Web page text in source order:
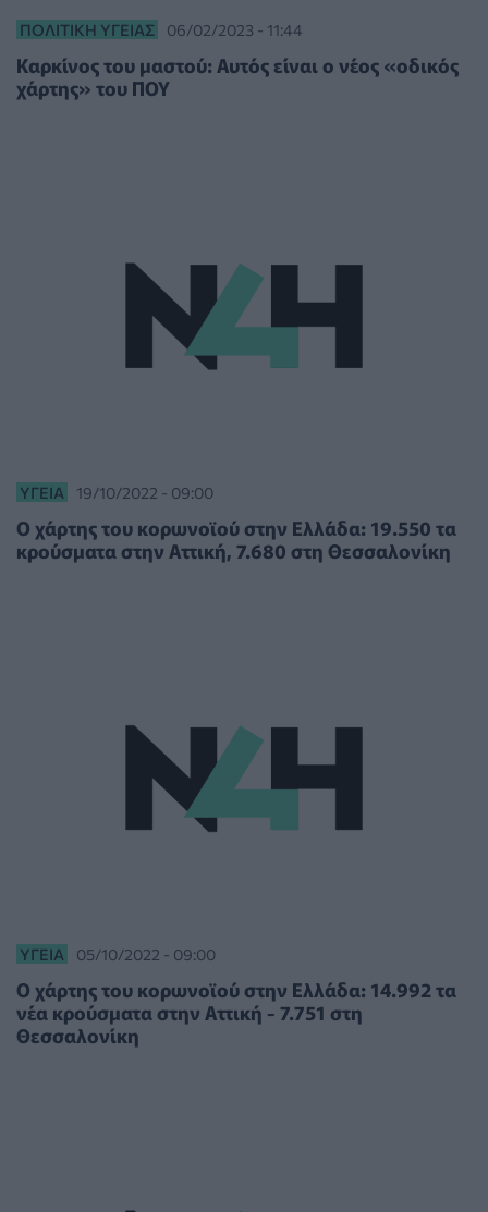
ΠΟΛΙΤΙΚΉ ΥΓΕΊΑΣ 06/02/2023 - 11:44
Καρκίνος του μαστού: Αυτός είναι ο νέος «οδικός
χάρτης» του ΠΟΥ
ΥΓΕΊΑ 19/10/2022 - 09:00
Ο χάρτης του κορωνοϊού στην Ελλάδα: 19.550 τα
κρούσματα στην Αττική, 7.680 στη Θεσσαλονίκη
ΥΓΕΊΑ 05/10/2022 - 09:00
Ο χάρτης του κορωνοϊού στην Ελλάδα: 14.992 τα
νέα κρούσματα στην Αττική - 7.751 στη
Θεσσαλονίκη